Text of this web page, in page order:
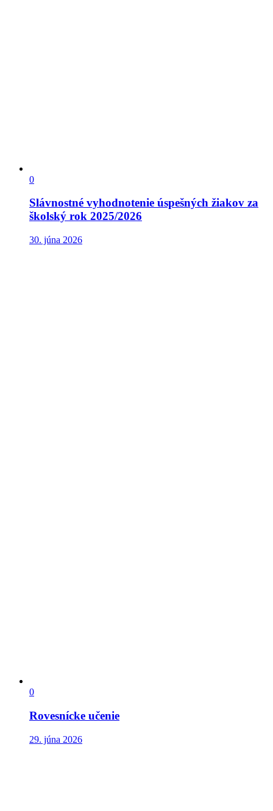
0
Slávnostné vyhodnotenie úspešných žiakov za
školský rok 2025/2026
30. júna 2026
0
Rovesnícke učenie
29. júna 2026